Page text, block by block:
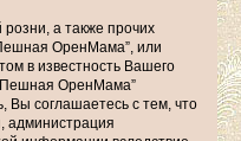
а также прочих
ОренМама”, или
в известность Вашего
ОренМама”
Вы соглашаетесь с тем, что
администрация